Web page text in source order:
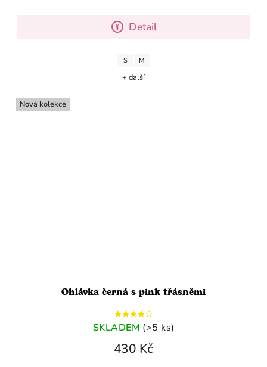
Detail
S M
+ další
Nová kolekce
Ohlávka černá s pink třásněmi
SKLADEM (>5 ks)
430 Kč